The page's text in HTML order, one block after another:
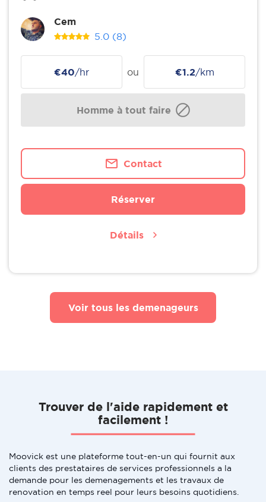
Cem
5.0 (8)
€40/hr ou €1.2/km
Homme à tout faire
Contact
Réserver
Détails
Voir tous les demenageurs
Trouver de l'aide rapidement et
facilement !
Moovick est une plateforme tout-en-un qui fournit aux
clients des prestataires de services professionnels a la
demande pour les demenagements et les travaux de
renovation en temps reel pour leurs besoins quotidiens.